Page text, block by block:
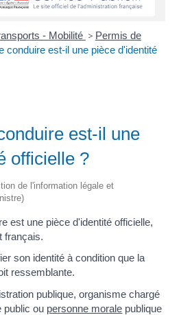
- Mobilité > Permis de
conduire est-il une pièce d'identité
est-il une
officielle ?
de l'information légale et
est une pièce d'identité officielle,
français.
son identité à condition que la
ressemblante.
publique, organisme chargé
public ou personne morale publique